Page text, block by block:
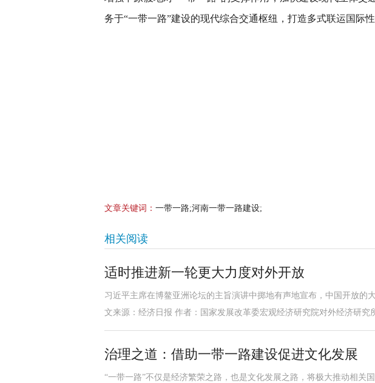
务于“一带一路”建设的现代综合交通枢纽，打造多式联运国际性
文章关键词： 一带一路;河南一带一路建设;
相关阅读
适时推进新一轮更大力度对外开放
习近平主席在博鳌亚洲论坛的主旨演讲中掷地有声地宣布，中国开放的
文来源：经济日报 作者：国家发展改革委宏观经济研究院对外经济研究
治理之道：借助一带一路建设促进文化发展
“一带一路”不仅是经济繁荣之路，也是文化发展之路，将极大推动相关